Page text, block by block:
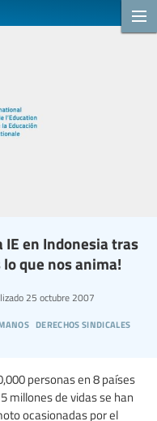
IE en Indonesia tras
que nos anima!
derechos sindicales
25 octubre 2007
personas en 8 países
millones de vidas se han
ocasionadas por el